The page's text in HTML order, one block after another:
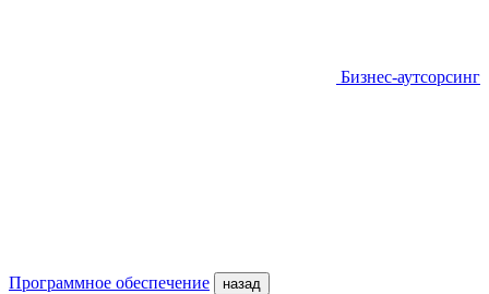
Бизнес-аутсорсинг
Программное обеспечение назад